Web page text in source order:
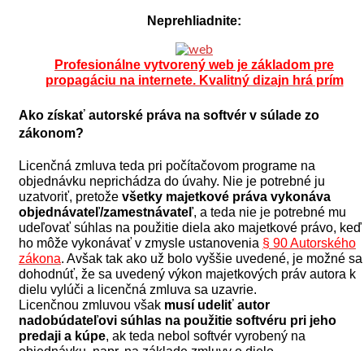
Neprehliadnite:
Profesionálne vytvorený web je základom pre
propagáciu na internete. Kvalitný dizajn hrá prím
Ako získať autorské práva na softvér v súlade zo
zákonom?
Licenčná zmluva teda pri počítačovom programe na
objednávku neprichádza do úvahy. Nie je potrebné ju
uzatvoriť, pretože všetky majetkové práva vykonáva
objednávateľ/zamestnávateľ, a teda nie je potrebné mu
udeľovať súhlas na použitie diela ako majetkové právo, keď
ho môže vykonávať v zmysle ustanovenia § 90 Autorského
zákona. Avšak tak ako už bolo vyššie uvedené, je možné sa
dohodnúť, že sa uvedený výkon majetkových práv autora k
dielu vylúči a licenčná zmluva sa uzavrie.
Licenčnou zmluvou však musí udeliť autor
nadobúdateľovi súhlas na použitie softvéru pri jeho
predaji a kúpe, ak teda nebol softvér vyrobený na